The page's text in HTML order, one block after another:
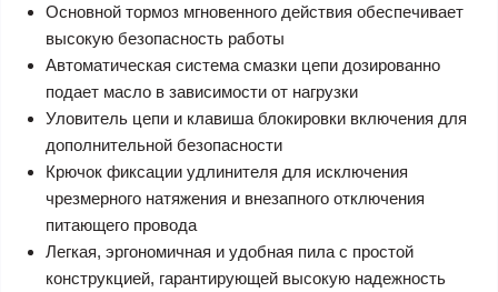
Основной тормоз мгновенного действия обеспечивает
высокую безопасность работы
Автоматическая система смазки цепи дозированно
подает масло в зависимости от нагрузки
Уловитель цепи и клавиша блокировки включения для
дополнительной безопасности
Крючок фиксации удлинителя для исключения
чрезмерного натяжения и внезапного отключения
питающего провода
Легкая, эргономичная и удобная пила с простой
конструкцией, гарантирующей высокую надежность